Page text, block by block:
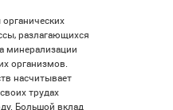
разлагающихся
минерализации
организмов.
насчитывает
трудах
Большой вклад